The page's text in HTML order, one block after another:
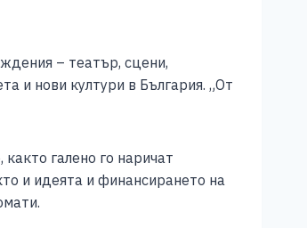
– театър, сцени,
и нови култури в България. „От
галено го наричат
и идеята и финансирането на